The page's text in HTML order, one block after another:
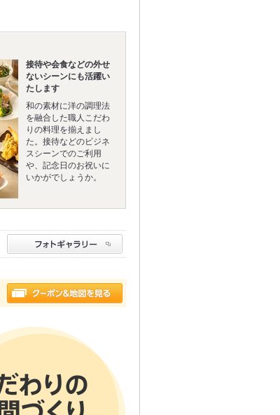
接待や会食などの外せ
ないシーンにも活躍い
たします
和の素材に洋の調理法
を融合した職人こだわ
りの料理を揃えまし
た。接待などのビジネ
スシーンでのご利用
や、記念日のお祝いに
いかがでしょうか。